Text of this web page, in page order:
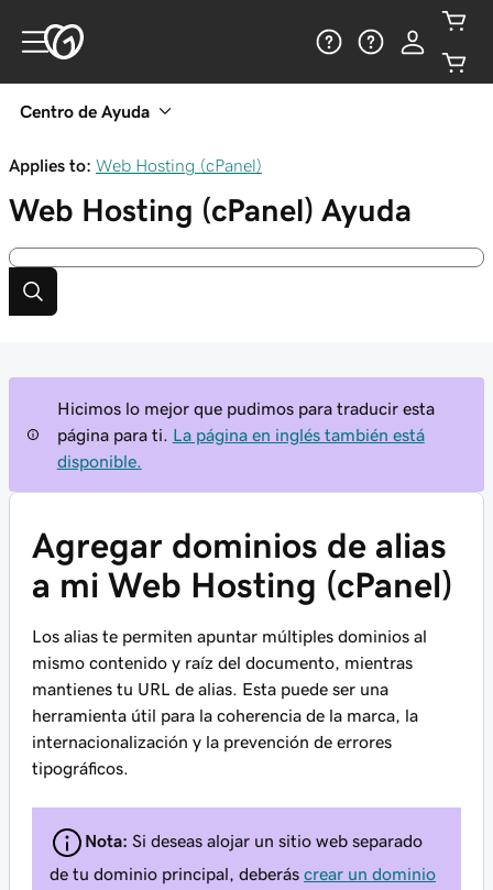
Centro de Ayuda
Applies to: Web Hosting (cPanel)
Web Hosting (cPanel) Ayuda
Hicimos lo mejor que pudimos para traducir esta
página para ti.
La página en inglés también está
disponible.
Agregar dominios de alias
a mi Web Hosting (cPanel)
Los alias te permiten apuntar múltiples dominios al
mismo contenido y raíz del documento, mientras
mantienes tu URL de alias. Esta puede ser una
herramienta útil para la coherencia de la marca, la
internacionalización y la prevención de errores
tipográficos.
Nota: Si deseas alojar un sitio web separado
de tu dominio principal, deberás crear un dominio